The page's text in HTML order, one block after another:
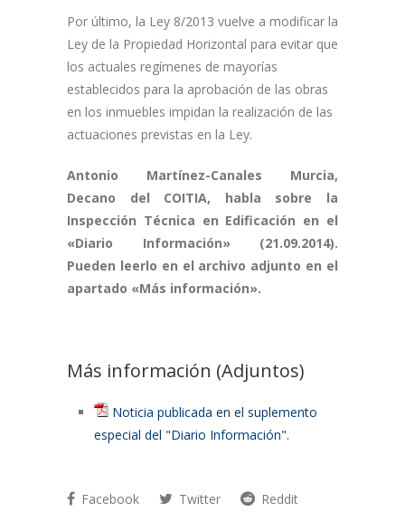
Por último, la Ley 8/2013 vuelve a modificar la
Ley de la Propiedad Horizontal para evitar que
los actuales regímenes de mayorías
establecidos para la aprobación de las obras
en los inmuebles impidan la realización de las
actuaciones previstas en la Ley.
Antonio Martínez-Canales Murcia,
Decano del COITIA, habla sobre la
Inspección Técnica en Edificación en el
«Diario Información» (21.09.2014).
Pueden leerlo en el archivo adjunto en el
apartado «Más información».
Más información (Adjuntos)
Noticia publicada en el suplemento
especial del "Diario Información".
Facebook Twitter
Reddit